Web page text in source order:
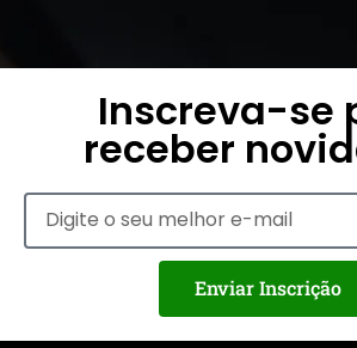
Inscreva-se
receber
Enviar Inscrição